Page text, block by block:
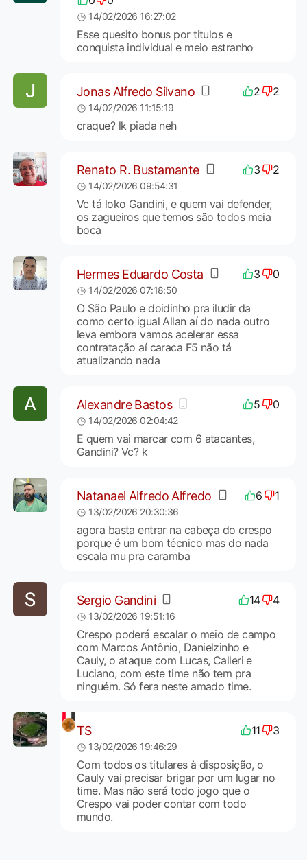
14/02/2026 16:27:02
Esse quesito bonus por titulos e
conquista individual e meio estranho
Jonas Alfredo Silvano 2 2
14/02/2026 11:15:19
craque? lk piada neh
Renato R. Bustamante 3 2
14/02/2026 09:54:31
Vc tá loko Gandini, e quem vai defender,
os zagueiros que temos são todos meia
boca
Hermes Eduardo Costa 3 0
14/02/2026 07:18:50
O São Paulo e doidinho pra iludir da
como certo igual Allan aí do nada outro
leva embora vamos acelerar essa
contratação aí caraca F5 não tá
atualizando nada
Alexandre Bastos 5 0
14/02/2026 02:04:42
E quem vai marcar com 6 atacantes,
Gandini? Vc? k
Natanael Alfredo Alfredo 6 1
13/02/2026 20:30:36
agora basta entrar na cabeça do crespo
porque é um bom técnico mas do nada
escala mu pra caramba
Sergio Gandini 14 4
13/02/2026 19:51:16
Crespo poderá escalar o meio de campo
com Marcos Antônio, Danielzinho e
Cauly, o ataque com Lucas, Calleri e
Luciano, com este time não tem pra
ninguém. Só fera neste amado time.
TS 11 3
13/02/2026 19:46:29
Com todos os titulares à disposição, o
Cauly vai precisar brigar por um lugar no
time. Mas não será todo jogo que o
Crespo vai poder contar com todo
mundo.